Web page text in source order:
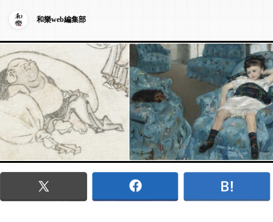
和樂web編集部